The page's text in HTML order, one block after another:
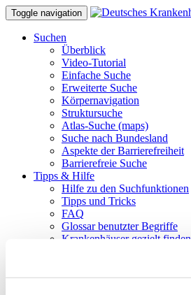
Toggle navigation
Suchen
Überblick
Video-Tutorial
Einfache Suche
Erweiterte Suche
Körpernavigation
Struktursuche
Atlas-Suche (maps)
Suche nach Bundesland
Aspekte der Barrierefreiheit
Barrierefreie Suche
Tipps & Hilfe
Hilfe zu den Suchfunktionen
Tipps und Tricks
FAQ
Glossar benutzter Begriffe
Krankenhäuser gezielt finden
Barrierefreie Suche